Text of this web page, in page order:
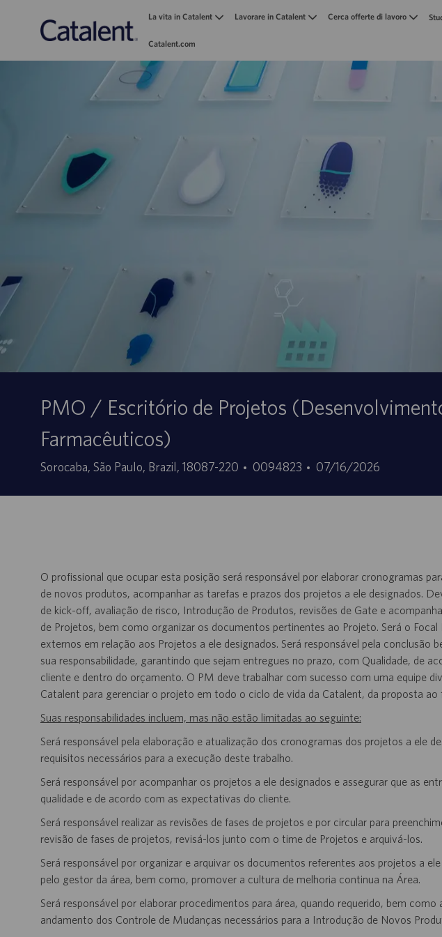
La vita in Catalent Lavorare in Catalent Cerca offerte di lavoro
Catalent.com
PMO / Escritório de Projetos
Farmacêuticos)
Sede
Sorocaba, São Paulo, Brazil, 18087-220
ID
0094823
Data
07/16/2026
O profissional que ocupar esta posição será responsável por elaborar cronogramas
de novos produtos, acompanhar as tarefas e prazos dos projetos a ele designados.
de kick-off, avaliação de risco, Introdução de Produtos, revisões de Gate e
de Projetos, bem como organizar os documentos pertinentes ao Projeto. Será o
externos em relação aos Projetos a ele designados. Será responsável pela conclusão
sua responsabilidade, garantindo que sejam entregues no prazo, com Qualidade, de
cliente e dentro do orçamento. O PM deve trabalhar com sucesso com uma equipe
Catalent para gerenciar o projeto em todo o ciclo de vida da Catalent, da proposta ao
Suas responsabilidades incluem, mas não estão limitadas ao seguinte:
Será responsável pela elaboração e atualização dos cronogramas dos projetos a ele
requisitos necessários para a execução deste trabalho.
Será responsável por acompanhar os projetos a ele designados e assegurar que as
qualidade e de acordo com as expectativas do cliente.
Será responsável realizar as revisões de fases de projetos e por circular para
revisão de fases de projetos, revisá-los junto com o time de Projetos e arquivá-los.
Será responsável por organizar e arquivar os documentos referentes aos projetos a
pelo gestor da área, bem como, promover a cultura de melhoria continua na Área.
Será responsável por elaborar procedimentos para área, quando requerido, bem como
andamento dos Controle de Mudanças necessários para a Introdução de Novos